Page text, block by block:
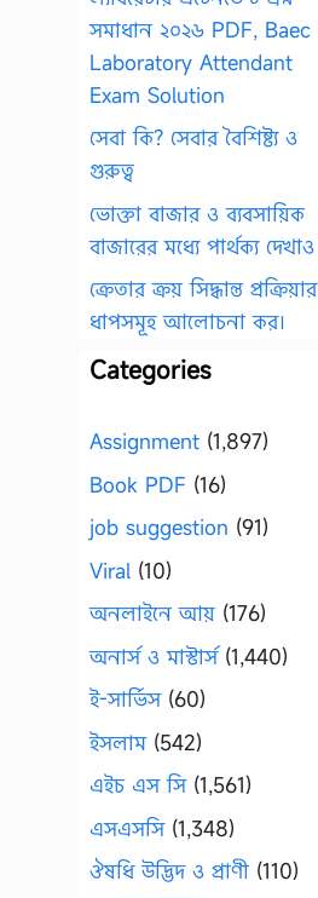
সমাধান ২০২৬ PDF, Baec
Laboratory Attendant
Exam Solution
সেবা কি? সেবার বৈশিষ্ট্য ও
গুরুত্ব
ভোক্তা বাজার ও ব্যবসায়িক
বাজারের মধ্যে পার্থক্য দেখাও
ক্রেতার ক্রয় সিদ্ধান্ত প্রক্রিয়ার
ধাপসমূহ আলোচনা কর।
Categories
Assignment (1,897)
Book PDF (16)
job suggestion (91)
Viral (10)
অনলাইনে আয় (176)
অনার্স ও মাস্টার্স(1,440)
ই-সার্ভিস(60)
ইসলাম(542)
এইচ এস সি(1,561)
এসএসসি(1,348)
ঔষধি উদ্ভিদ ও প্রাণী (110)